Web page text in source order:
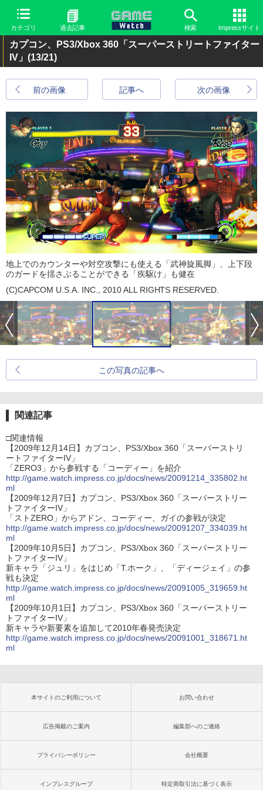
カテゴリ 過去記事 検索 Impressサイト
カプコン、PS3/Xbox 360「スーパーストリートファイター
IV」 (13/21)
前の画像 次の画像
記事へ
地上でのカウンターや対空攻撃にも使える「武神旋風脚」、上下段
のガードを揺さぶることができる「疾駆け」も健在
(C)CAPCOM U.S.A. INC., 2010 ALL RIGHTS RESERVED.
この写真の記事へ
関連記事
□関連情報
【2009年12月14日】カプコン、PS3/Xbox 360「スーパーストリ
ートファイターIV」
「ZERO3」から参戦する「コーディー」を紹介
http://game.watch.impress.co.jp/docs/news/20091214_335802.ht
ml
【2009年12月7日】カプコン、PS3/Xbox 360「スーパーストリー
トファイターIV」
「ストZERO」からアドン、コーディー、ガイの参戦が決定
http://game.watch.impress.co.jp/docs/news/20091207_334039.ht
ml
【2009年10月5日】カプコン、PS3/Xbox 360「スーパーストリー
トファイターIV」
新キャラ「ジュリ」をはじめ「T.ホーク」、「ディージェイ」の参
戦も決定
http://game.watch.impress.co.jp/docs/news/20091005_319659.ht
ml
【2009年10月1日】カプコン、PS3/Xbox 360「スーパーストリー
トファイターIV」
新キャラや新要素を追加して2010年春発売決定
http://game.watch.impress.co.jp/docs/news/20091001_318671.ht
ml
本サイトのご利用について お問い合わせ
広告掲載のご案内 編集部へのご連絡
プライバシーポリシー 会社概要
インプレスグループ 特定商取引法に基づく表示